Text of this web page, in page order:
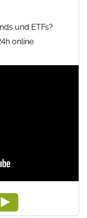
und ETFs?
online